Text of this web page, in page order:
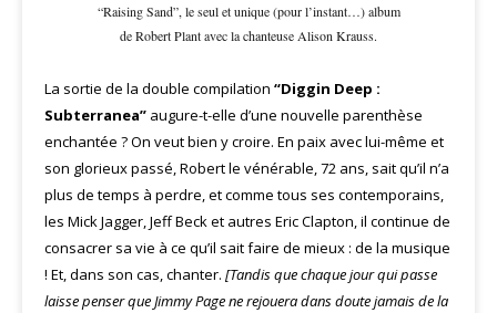
“Raising Sand”, le seul et unique (pour l’instant…) album
de Robert Plant avec la chanteuse Alison Krauss.
La sortie de la double compilation “Diggin Deep :
Subterranea” augure-t-elle d’une nouvelle parenthèse
enchantée ? On veut bien y croire. En paix avec lui-même et
son glorieux passé, Robert le vénérable, 72 ans, sait qu’il n’a
plus de temps à perdre, et comme tous ses contemporains,
les Mick Jagger, Jeff Beck et autres Eric Clapton, il continue de
consacrer sa vie à ce qu’il sait faire de mieux : de la musique
! Et, dans son cas, chanter. [Tandis que chaque jour qui passe
laisse penser que Jimmy Page ne rejouera dans doute jamais de la